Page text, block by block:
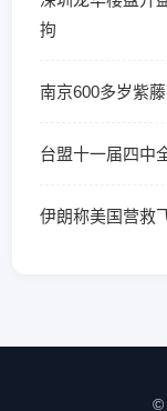
拘
南京600多岁紫
台盟十一届四中
伊朗称美国营救
©